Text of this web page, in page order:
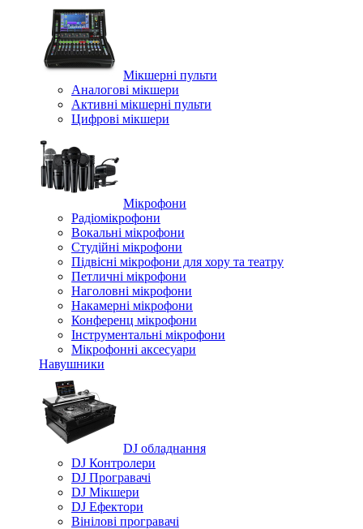
Мікшерні пульти
Аналогові мікшери
Активні мікшерні пульти
Цифрові мікшери
Мікрофони
Радіомікрофони
Вокальні мікрофони
Студійні мікрофони
Підвісні мікрофони для хору та театру
Петличні мікрофони
Наголовні мікрофони
Накамерні мікрофони
Конференц мікрофони
Iнструментальні мікрофони
Мікрофонні аксесуари
Навушники
DJ обладнання
DJ Контролери
DJ Програвачі
DJ Мікшери
DJ Ефектори
Вінілові програвачі